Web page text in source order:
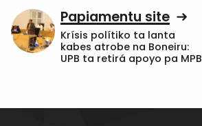
Papiamentu site
Krísis polítiko ta lanta
kabes atrobe na Boneiru:
UPB ta retirá apoyo pa MPB